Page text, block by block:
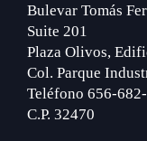
Bulevar Tomás
Suite 201
Plaza Olivos,
Col. Parque
Teléfono 656-
C.P. 32470